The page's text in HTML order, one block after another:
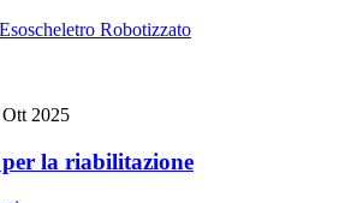
Ott 2025
la riabilitazione